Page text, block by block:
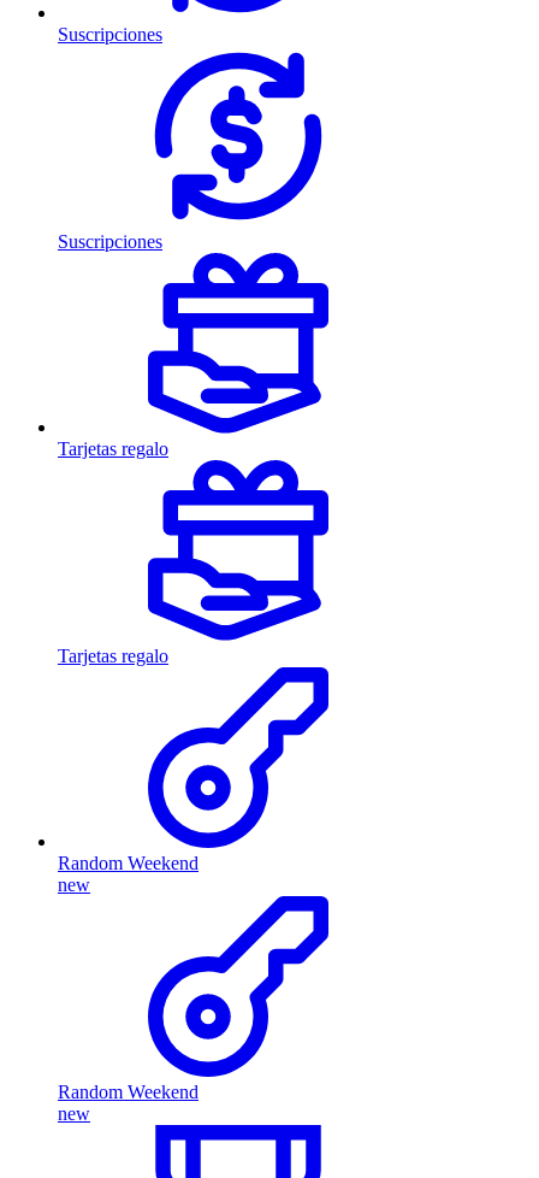
Suscripciones
Suscripciones
Tarjetas regalo
Tarjetas regalo
Random Weekend
new
Random Weekend
new